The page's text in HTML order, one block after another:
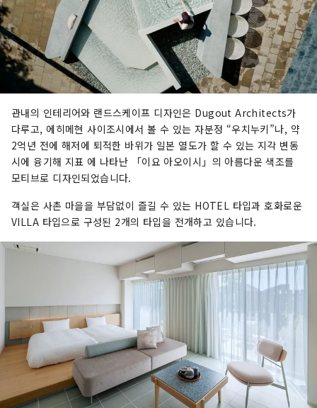
관내의 인테리어와 랜드스케이프 디자인은 Dugout Architects가
다루고, 에히메현 사이조시에서 볼 수 있는 자분정 “우치누키”나, 약
2억년 전에 해저에 퇴적한 바위가 일본 열도가 할 수 있는 지각 변동
시에 융기해 지표 에 나타난 「이요 아오이시」의 아름다운 색조를
모티브로 디자인되었습니다.
객실은 사촌 마을을 부담없이 즐길 수 있는 HOTEL 타입과 호화로운
VILLA 타입으로 구성된 2개의 타입을 전개하고 있습니다.